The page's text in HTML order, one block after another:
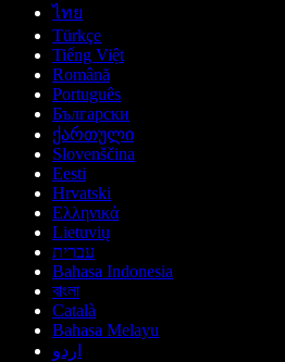
ไทย
Türkçe
Tiếng Việt
Română
Português
Български
ქართული
Slovenščina
Eesti
Hrvatski
Ελληνικά
Lietuvių
עברית
Bahasa Indonesia
বাংলা
Català
Bahasa Melayu
اردو